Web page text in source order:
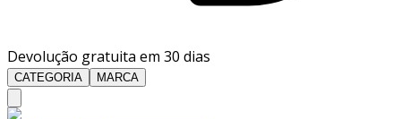
Devolução gratuita em 30 dias
CATEGORIA MARCA